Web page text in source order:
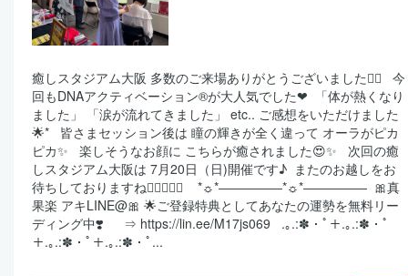
癒しスタジアム大阪 多数のご来場ありがとうございました🙇‍♀️ ⁡ ⁡ 今
回もDNAアクティベーション®が大人気でした❤︎ ⁡ 「体が熱くなり
ました」 「涙が流れてきました」 etc.. ご感想をいただけました
🌟* ⁡ ⁡ 皆さまセッション後は 瞳の輝きが全く違って オーラがピカ
ピカ✨ ⁡ ⁡ 楽しそうなお顔に こちらが癒されました😍✨ ⁡ ⁡ 次回の癒
しスタジアム大阪は 7月20日（日)開催です♪ ⁡ またのお越しをお
待ちしておりますね🙇‍♀️✨✨✨ ⁡ ⁡ ⁡ *☼*―――――*☼*――――― ⁡ 🎀真
果楽 アキLINE@🎀 🌟ご登録特典としてあなたの運勢を無料リー
ディング中❣️ ⇒ https://lin.ee/M17js069 ⁡ ⁡ .｡.:✽・ﾟ＋.｡.:✽・ﾟ
＋.｡.:✽・ﾟ＋.｡.:✽・ﾟ...